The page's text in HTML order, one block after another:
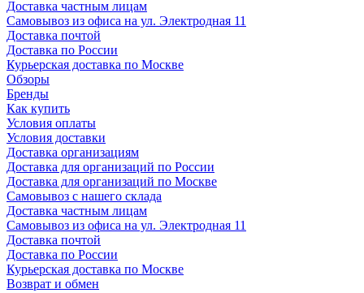
Доставка частным лицам
Самовывоз из офиса на ул. Электродная 11
Доставка почтой
Доставка по России
Курьерская доставка по Москве
Обзоры
Бренды
Как купить
Условия оплаты
Условия доставки
Доставка организациям
Доставка для организаций по России
Доставка для организаций по Москве
Самовывоз с нашего склада
Доставка частным лицам
Самовывоз из офиса на ул. Электродная 11
Доставка почтой
Доставка по России
Курьерская доставка по Москве
Возврат и обмен